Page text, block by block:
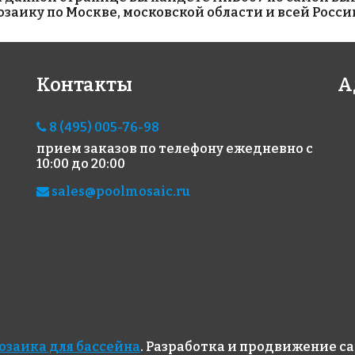
AKB128
на бумаге 316x316 на
по Москве, московской области и всей
Контакты
8 (495) 005-76-98
прием заказов по телефону ежедневно с
10:00 до 20:00
sales@poolmosaic.ru
для бассейна. Разработка и продвижение